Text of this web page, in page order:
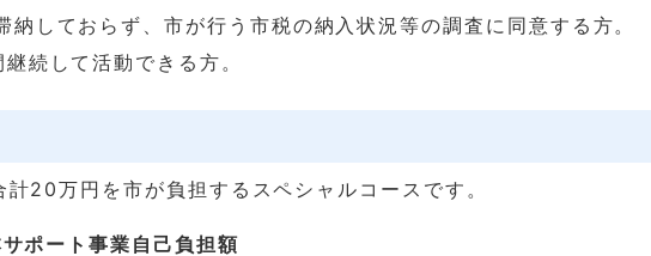
納しておらず、市が行う市税の納入状況等の調査に同意する方。
続して活動できる方。
計20万円を市が負担するスペシャルコースです。
ポート事業自己負担額